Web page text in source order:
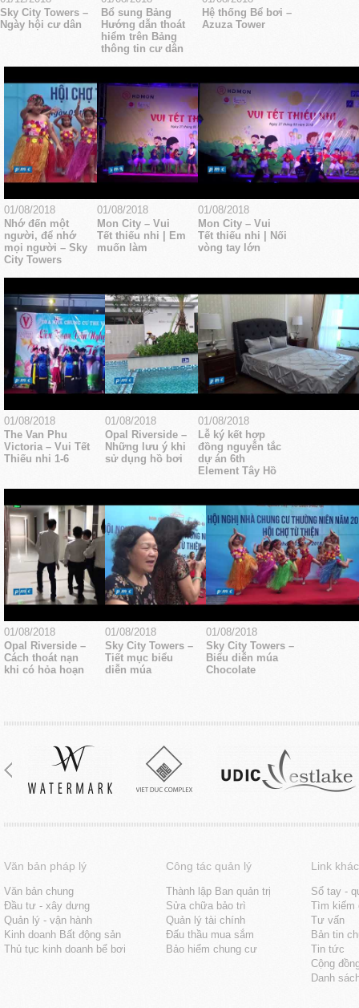
Sky City Towers –
Ngày hội cư dân
Bổ sung Bảng
Hướng dẫn thoát
hiểm trên Bảng
thông tin cư dân
Hệ thống Bể bơi –
Azuza Tower
01/08/2018
Nhớ đến một
người, để nhớ
mọi người – Sky
City Towers
01/08/2018
Mon City – Vui
Tết thiếu nhi | Em
muốn làm
01/08/2018
Mon City – Vui
Tết thiếu nhi | Nối
vòng tay lớn
01/08/2018
The Van Phu
Victoria – Vui Tết
Thiếu nhi 1-6
01/08/2018
Opal Riverside –
Những lưu ý khi
sử dụng hồ bơi
01/08/2018
Lễ ký kết hợp
đồng nguyễn tắc
dự án 6th
Element Tây Hồ
01/08/2018
Opal Riverside –
Cách thoát nạn
khi có hỏa hoạn
01/08/2018
Sky City Towers –
Tiết mục biểu
diễn múa
01/08/2018
Sky City Towers –
Biểu diễn múa
Chocolate
Văn bản pháp lý
Văn bản chung
Đầu tư - xây dưng
Quản lý - vận hành
Kinh doanh Bất động sản
Thủ tục kinh doanh bể bơi
Công tác quản lý
Thành lập Ban quản trị
Sửa chữa bảo trì
Quản lý tài chính
Đấu thầu mua sắm
Bảo hiểm chung cư
Link khác
Sổ tay -
Tìm kiếm
Tư vấn
Bản tin
Tin tức
Cộng
Danh